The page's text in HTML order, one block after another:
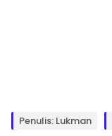
Penulis: Lukman